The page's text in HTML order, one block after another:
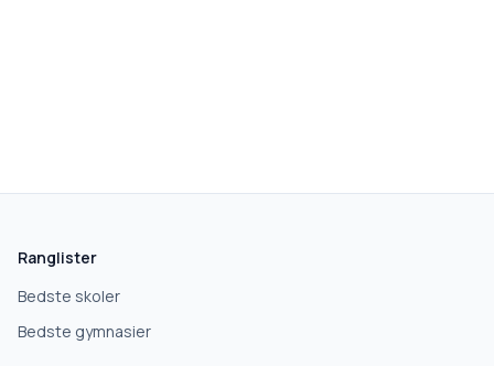
Hvad leder du efter?
Grundskole
Ranglister
Bedste skoler
Bedste gymnasier